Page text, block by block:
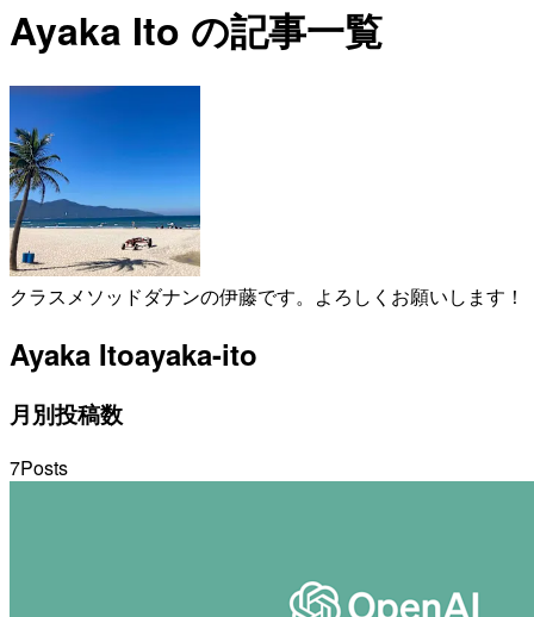
Ayaka Ito の記事一覧
クラスメソッドダナンの伊藤です。よろしくお願いします！
Ayaka Itoayaka-ito
月別投稿数
7Posts